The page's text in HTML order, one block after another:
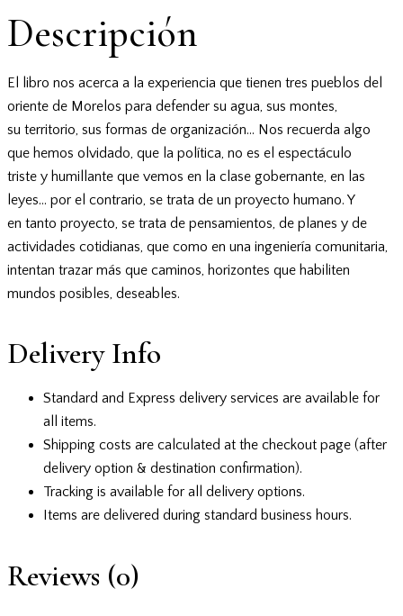
Descripción
El libro nos acerca a la experiencia que tienen tres pueblos del
oriente de Morelos para defender su agua, sus montes,
su territorio, sus formas de organización… Nos recuerda algo
que hemos olvidado, que la política, no es el espectáculo
triste y humillante que vemos en la clase gobernante, en las
leyes… por el contrario, se trata de un proyecto humano. Y
en tanto proyecto, se trata de pensamientos, de planes y de
actividades cotidianas, que como en una ingeniería comunitaria,
intentan trazar más que caminos, horizontes que habiliten
mundos posibles, deseables.
Delivery Info
Standard and Express delivery services are available for
all items.
Shipping costs are calculated at the checkout page (after
delivery option & destination confirmation).
Tracking is available for all delivery options.
Items are delivered during standard business hours.
Reviews (0)